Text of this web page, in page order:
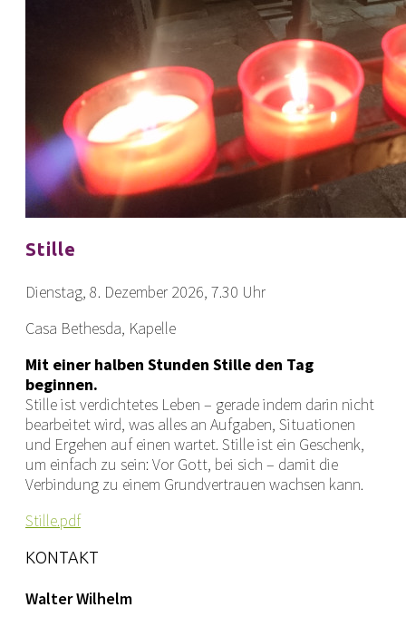
Stille
Dienstag, 8. Dezember 2026, 7.30 Uhr
Casa Bethesda, Kapelle
Mit einer halben Stunden Stille den Tag
beginnen.
Stille ist verdichtetes Leben – gerade indem darin nicht
bearbeitet wird, was alles an Aufgaben, Situationen
und Ergehen auf einen wartet. Stille ist ein Geschenk,
um einfach zu sein: Vor Gott, bei sich – damit die
Verbindung zu einem Grundvertrauen wachsen kann.
Stille.pdf
KONTAKT
Walter Wilhelm